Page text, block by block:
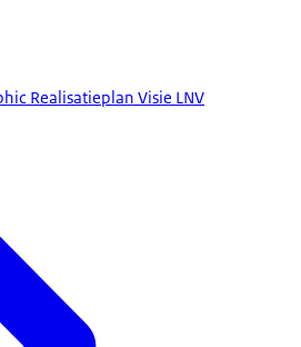
Realisatieplan Visie LNV